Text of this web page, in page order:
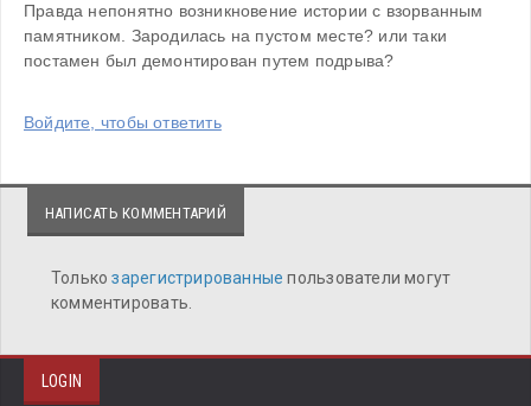
Правда непонятно возникновение истории с взорванным
памятником. Зародилась на пустом месте? или таки
постамен был демонтирован путем подрыва?
Войдите, чтобы ответить
НАПИСАТЬ КОММЕНТАРИЙ
Толькозарегистрированныепользователи могут
комментировать.
LOGIN